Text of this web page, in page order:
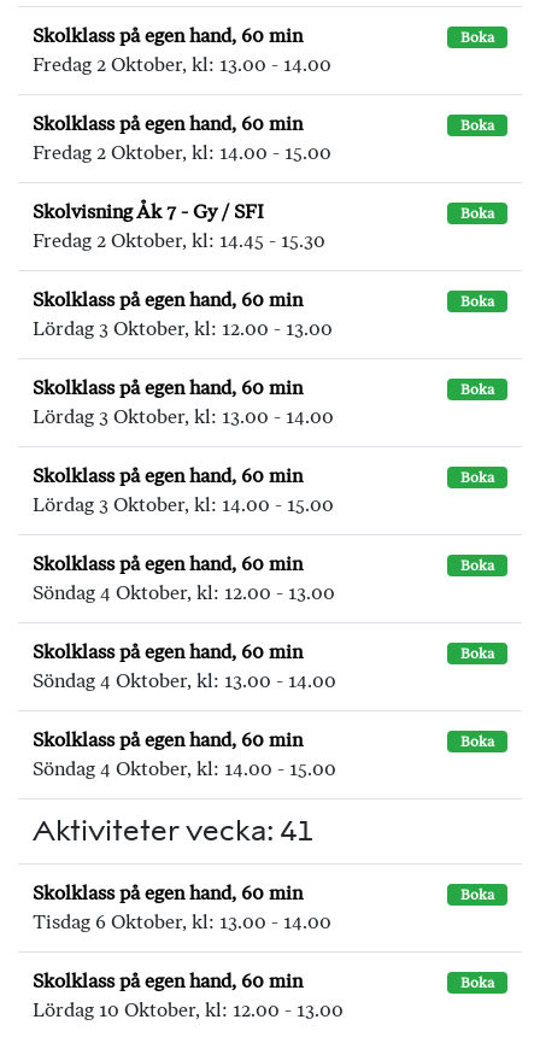
Skolklass på egen hand, 60 min Boka
Fredag 2 Oktober, kl: 13.00 - 14.00
Skolklass på egen hand, 60 min Boka
Fredag 2 Oktober, kl: 14.00 - 15.00
Skolvisning Åk 7 - Gy / SFI Boka
Fredag 2 Oktober, kl: 14.45 - 15.30
Skolklass på egen hand, 60 min Boka
Lördag 3 Oktober, kl: 12.00 - 13.00
Skolklass på egen hand, 60 min Boka
Lördag 3 Oktober, kl: 13.00 - 14.00
Skolklass på egen hand, 60 min Boka
Lördag 3 Oktober, kl: 14.00 - 15.00
Skolklass på egen hand, 60 min Boka
Söndag 4 Oktober, kl: 12.00 - 13.00
Skolklass på egen hand, 60 min Boka
Söndag 4 Oktober, kl: 13.00 - 14.00
Skolklass på egen hand, 60 min Boka
Söndag 4 Oktober, kl: 14.00 - 15.00
Aktiviteter vecka: 41
Skolklass på egen hand, 60 min Boka
Tisdag 6 Oktober, kl: 13.00 - 14.00
Skolklass på egen hand, 60 min Boka
Lördag 10 Oktober, kl: 12.00 - 13.00